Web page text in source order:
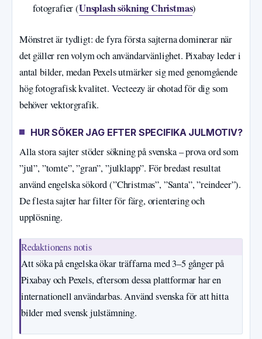
fotografier (Unsplash sökning Christmas)
Mönstret är tydligt: de fyra första sajterna dominerar när
det gäller ren volym och användarvänlighet. Pixabay leder i
antal bilder, medan Pexels utmärker sig med genomgående
hög fotografisk kvalitet. Vecteezy är ohotad för dig som
behöver vektorgrafik.
HUR SÖKER JAG EFTER SPECIFIKA JULMOTIV?
Alla stora sajter stöder sökning på svenska – prova ord som
”jul”, ”tomte”, ”gran”, ”julklapp”. För bredast resultat
använd engelska sökord (”Christmas”, ”Santa”, ”reindeer”).
De flesta sajter har filter för färg, orientering och
upplösning.
Redaktionens notis
Att söka på engelska ökar träffarna med 3–5 gånger på
Pixabay och Pexels, eftersom dessa plattformar har en
internationell användarbas. Använd svenska för att hitta
bilder med svensk julstämning.